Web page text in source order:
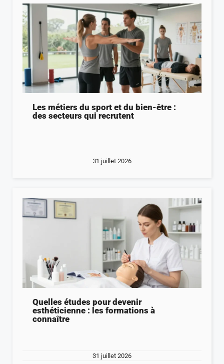
Les métiers du sport et du bien-être :
des secteurs qui recrutent
31 juillet 2026
Quelles études pour devenir
esthéticienne : les formations à
connaître
31 juillet 2026